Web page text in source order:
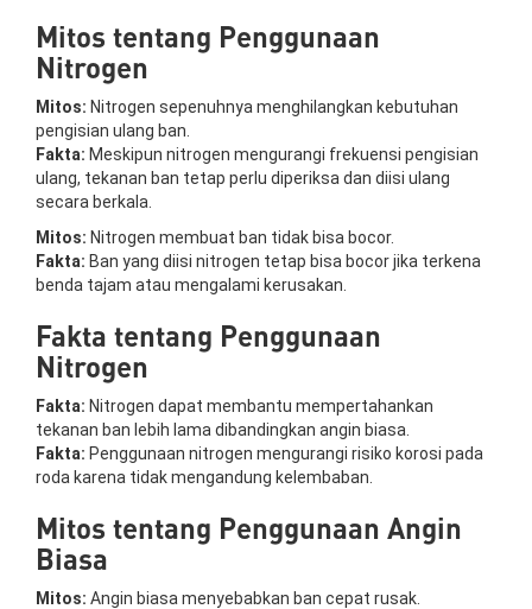
Mitos tentang Penggunaan
Nitrogen
Mitos: Nitrogen sepenuhnya menghilangkan kebutuhan
pengisian ulang ban.
Fakta: Meskipun nitrogen mengurangi frekuensi pengisian
ulang, tekanan ban tetap perlu diperiksa dan diisi ulang
secara berkala.
Mitos: Nitrogen membuat ban tidak bisa bocor.
Fakta: Ban yang diisi nitrogen tetap bisa bocor jika terkena
benda tajam atau mengalami kerusakan.
Fakta tentang Penggunaan
Nitrogen
Fakta: Nitrogen dapat membantu mempertahankan
tekanan ban lebih lama dibandingkan angin biasa.
Fakta: Penggunaan nitrogen mengurangi risiko korosi pada
roda karena tidak mengandung kelembaban.
Mitos tentang Penggunaan Angin
Biasa
Mitos: Angin biasa menyebabkan ban cepat rusak.